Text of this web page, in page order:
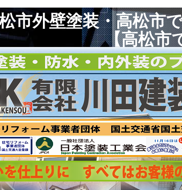
市外壁塗装・高松市
【高松市